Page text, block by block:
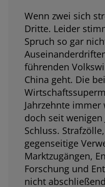
Wenn zwei sich
Dritte. Leider
Spruch so gar
führenden
China geht. Die
Jahrzehnte
doch seit
Schluss.
gegenseitige
Marktzugängen,
Forschung und
nicht